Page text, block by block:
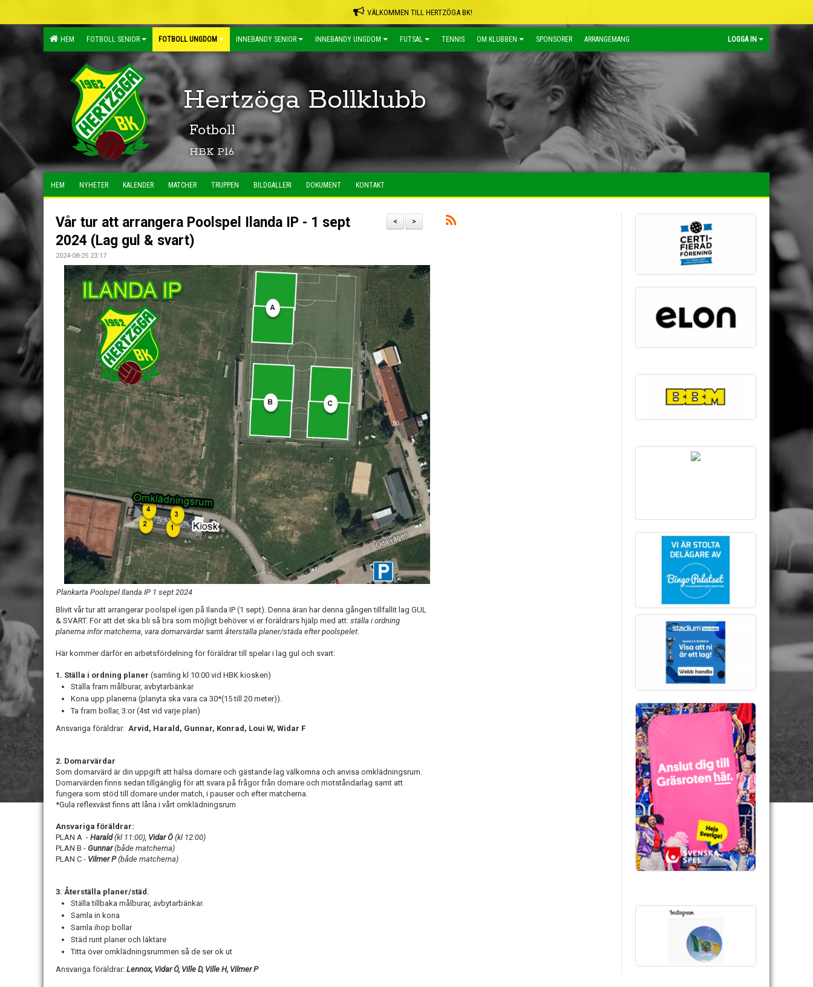
VÄLKOMMEN TILL HERTZÖGA BK!
HEM FOTBOLL SENIOR FOTBOLL UNGDOM INNEBANDY SENIOR INNEBANDY UNGDOM FUTSAL TENNIS OM KLUBBEN SPONSORER ARRANGEMANG LOGGA IN
Hertzöga Bollklubb
Fotboll
HBK P16
HEM NYHETER KALENDER MATCHER TRUPPEN BILDGALLERI DOKUMENT KONTAKT
>
<
Vår tur att arrangera Poolspel Ilanda IP - 1 sept
2024 (Lag gul & svart)
2024-08-25 23:17
Plankarta Poolspel Ilanda IP 1 sept 2024
Blivit vår tur att arrangerar poolspel igen på Ilanda IP (1 sept). Denna äran har denna gången tillfallit lag GUL
& SVART. För att det ska bli så bra som möjligt behöver vi er föräldrars hjälp med att: ställa i ordning
planerna inför matcherna vara domarvärdarsamt återställa planer/städa efter poolspelet
Här kommer därför en arbetsfördelning för föräldrar till spelar i lag gul och svart:
1. Ställa i ordning planer (samling kl 10:00 vid HBK kiosken)
Ställa fram målburar, avbytarbänkar
Kona upp planerna (planyta ska vara ca 30*(15 till 20 meter)).
Ta fram bollar, 3:or (4st vid varje plan)
Ansvariga föräldrar: Arvid, Harald, Gunnar, Konrad, Loui W, Widar F
2. Domarvärdar
Som domarvärd är din uppgift att hälsa domare och gästande lag välkomna och anvisa omklädningsrum.
Domarvärden finns sedan tillgänglig för att svara på frågor från domare och motståndarlag samt att
fungera som stöd till domare under match, i pauser och efter matcherna.
*Gula reflexväst finns att låna i vårt omklädningsrum
Ansvariga föräldrar:
PLAN A - Harald(kl 11:00), Vidar Ö (kl 12:00)
PLAN B - Gunnar(både matcherna)
PLAN C - Vilmer P(både matcherna)
3. Återställa planer/städ.
Ställa tillbaka målburar, avbytarbänkar.
Samla in kona
Samla ihop bollar
Städ runt planer och läktare
Titta över omklädningsrummen så de ser ok ut
Ansvariga föräldrar: Lennox, Vidar Ö, Ville D, Ville H, Vilmer P